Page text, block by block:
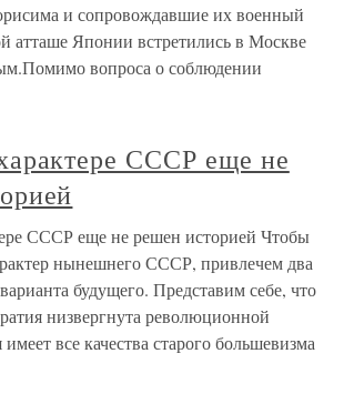
и сопровождавшие их военный
атташе Японии встретились в Москве
вопроса о соблюдении
СССР еще не
СССР еще не решен историей Чтобы
нынешнего СССР, привлечем два
будущего. Представим себе, что
низвергнута революционной
все качества старого большевизма